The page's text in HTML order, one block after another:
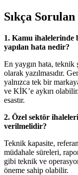
Sıkça
1. Kamu ihalelerinde
yapılan hata nedir?
En yaygın hata, teknik
olarak yazılmasıdır.
yalnızca tek bir
ve KİK’e aykırı
esastır.
2. Özel sektör
verilmelidir?
Teknik kapasite,
müdahale süreleri,
gibi teknik ve
öneme sahip olabilir.